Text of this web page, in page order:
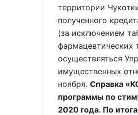
территории
полученного
(за исключением
фармацевтических
осуществляться
имущественных
ноября. Справка
программы по
2020 года. По